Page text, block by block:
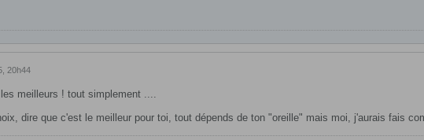
20h44
meilleurs ! tout simplement ....
dire que c'est le meilleur pour toi, tout dépends de ton "oreille" mais moi, j'aurais fais